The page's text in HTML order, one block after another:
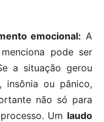
emocional: A
pode ser
a situação gerou
insônia ou pânico,
não só para
Um laudo